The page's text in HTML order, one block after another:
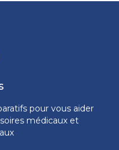
pour vous aider
médicaux et